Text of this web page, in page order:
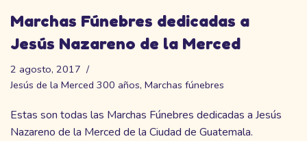
Marchas Fúnebres dedicadas a
Jesús Nazareno de la Merced
2 agosto, 2017
Jesús de la Merced 300 años, Marchas fúnebres
Estas son todas las Marchas Fúnebres dedicadas a Jesús
Nazareno de la Merced de la Ciudad de Guatemala.